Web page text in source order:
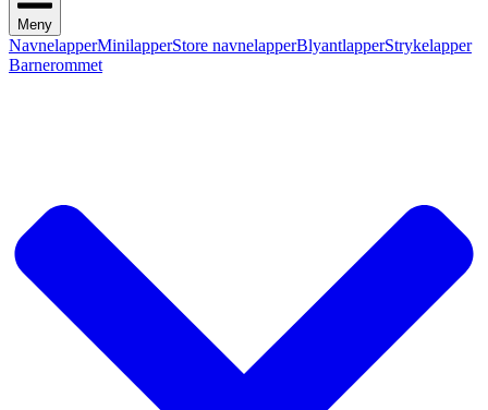
Meny
NavnelapperMinilapperStore navnelapperBlyantlapperStrykelapper
Barnerommet